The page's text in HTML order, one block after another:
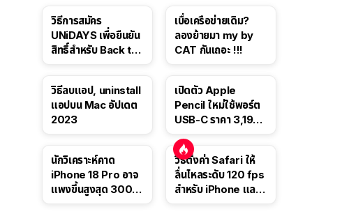
วิธีการสมัคร
UNiDAYS เพื่อยืนยัน
สิทธิ์สำหรับ Back to
เบื่อเครือข่ายเดิม?
ลองย้ายมา my by
CAT กันเถอะ !!!
วิธีลบแอป, uninstall
แอปบน Mac อัปเดต
2023
เปิดตัว Apple
Pencil ใหม่ใช้พอร์ต
USB-C ราคา 3,190
นี้
นักวิเคราะห์คาด
iPhone 18 Pro อาจ
แพงขึ้นสูงสุด 300
วิธีตั้งค่า Safari ให้
ลื่นไหลระดับ 120 fps
สำหรับ iPhone และ